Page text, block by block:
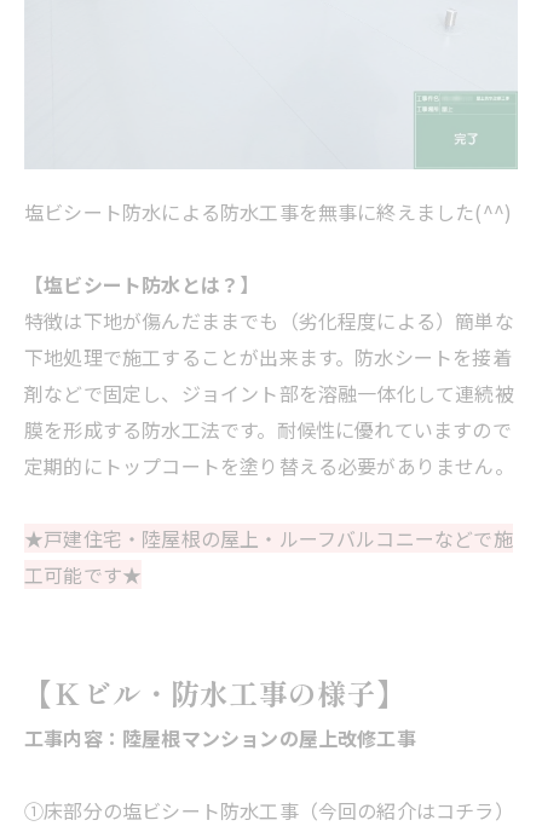
塩ビシート防水による防水工事を無事に終えました(^^)
【塩ビシート防水とは？】
特徴は下地が傷んだままでも（劣化程度による）簡単な
下地処理で施工することが出来ます。防水シートを接着
剤などで固定し、ジョイント部を溶融一体化して連続被
膜を形成する防水工法です。耐候性に優れていますので
定期的にトップコートを塗り替える必要がありません。
★戸建住宅・陸屋根の屋上・ルーフバルコニーなどで施
工可能です★
【Ｋビル・防水工事の様子】
工事内容：陸屋根マンションの屋上改修工事
①床部分の塩ビシート防水工事（今回の紹介はコチラ）